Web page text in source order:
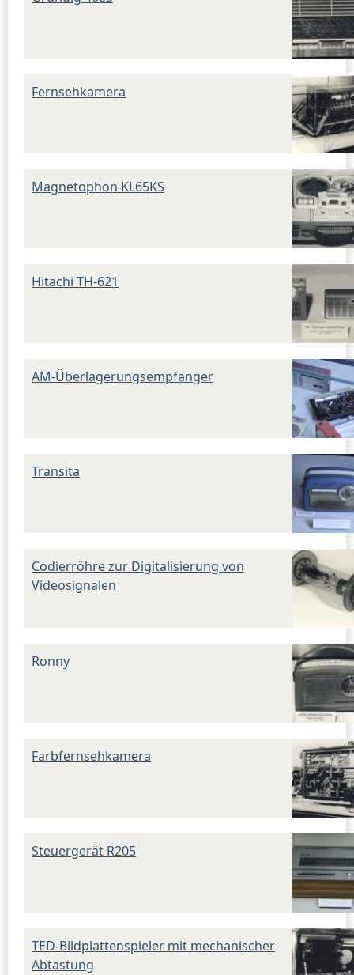
Fernsehkamera
Magnetophon KL65KS
Hitachi TH-621
AM-Überlagerungsempfänger
Transita
Codierröhre zur Digitalisierung von
Videosignalen
Ronny
Farbfernsehkamera
Steuergerät R205
TED-Bildplattenspieler mit mechanischer
Abtastung